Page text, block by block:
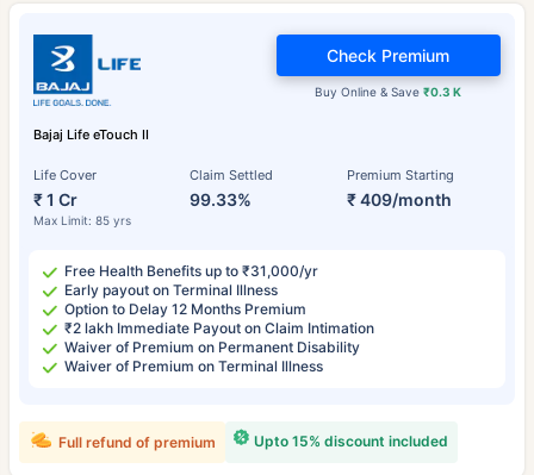
Bajaj Life eTouch II
Life Cover
₹ 1 Cr
Max Limit: 85 yrs
Claim Settled
99.33%
Premium Starting
₹ 409/month
Buy Online & Save₹0.3 K
Check Premium
Free Health Benefits up to ₹31,000/yr
Early payout on Terminal Illness
Option to Delay 12 Months Premium
₹2 lakh Immediate Payout on Claim Intimation
Waiver of Premium on Permanent Disability
Waiver of Premium on Terminal Illness
Upto 15% discount included
Full refund of premium